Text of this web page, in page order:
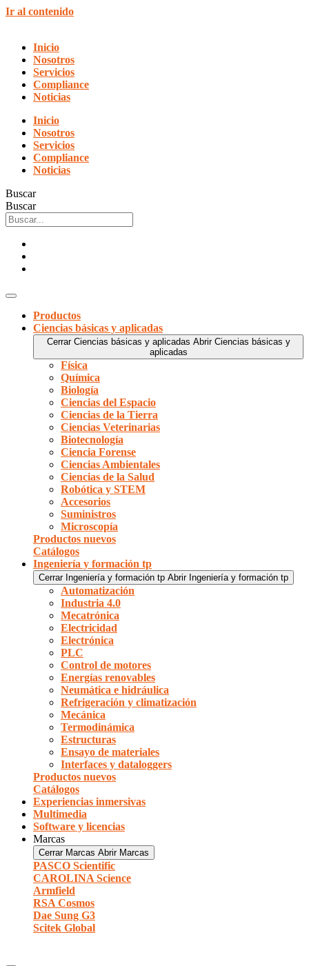
Ir al contenido
Inicio
Nosotros
Servicios
Compliance
Noticias
Inicio
Nosotros
Servicios
Compliance
Noticias
Buscar
Buscar
Productos
Ciencias básicas y aplicadas
Cerrar Ciencias básicas y aplicadas Abrir Ciencias básicas y
aplicadas
Física
Química
Biología
Ciencias del Espacio
Ciencias de la Tierra
Ciencias Veterinarias
Biotecnología
Ciencia Forense
Ciencias Ambientales
Ciencias de la Salud
Robótica y STEM
Accesorios
Suministros
Microscopía
Productos nuevos
Catálogos
Ingeniería y formación tp
Cerrar Ingeniería y formación tp Abrir Ingeniería y formación tp
Automatización
Industria 4.0
Mecatrónica
Electricidad
Electrónica
PLC
Control de motores
Energías renovables
Neumática e hidráulica
Refrigeración y climatización
Mecánica
Termodinámica
Estructuras
Ensayo de materiales
Interfaces y dataloggers
Productos nuevos
Catálogos
Experiencias inmersivas
Multimedia
Software y licencias
Marcas
Cerrar Marcas Abrir Marcas
PASCO Scientific
CAROLINA Science
Armfield
RSA Cosmos
Dae Sung G3
Scitek Global